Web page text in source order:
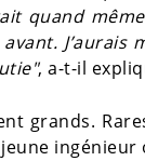
quand
J’aurais
, a-t-il
grands.
ingénieur